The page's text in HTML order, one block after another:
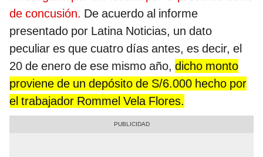
de concusión. De acuerdo al informe
presentado por Latina Noticias, un dato
peculiar es que cuatro días antes, es decir, el
20 de enero de ese mismo año, dicho monto
proviene de un depósito de S/6.000 hecho por
el trabajador Rommel Vela Flores.